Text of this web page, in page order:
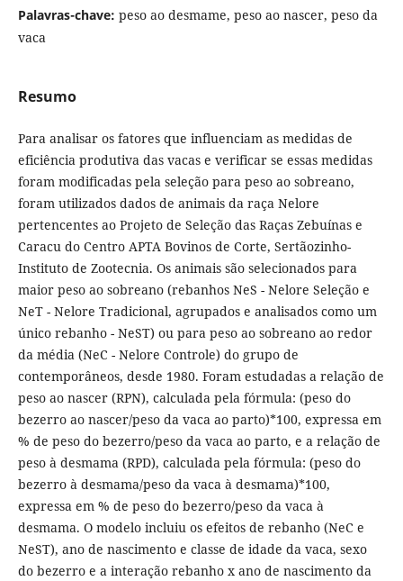
Palavras-chave: peso ao desmame, peso ao nascer, peso da
vaca
Resumo
Para analisar os fatores que influenciam as medidas de
eficiência produtiva das vacas e verificar se essas medidas
foram modificadas pela seleção para peso ao sobreano,
foram utilizados dados de animais da raça Nelore
pertencentes ao Projeto de Seleção das Raças Zebuínas e
Caracu do Centro APTA Bovinos de Corte, Sertãozinho-
Instituto de Zootecnia. Os animais são selecionados para
maior peso ao sobreano (rebanhos NeS - Nelore Seleção e
NeT - Nelore Tradicional, agrupados e analisados como um
único rebanho - NeST) ou para peso ao sobreano ao redor
da média (NeC - Nelore Controle) do grupo de
contemporâneos, desde 1980. Foram estudadas a relação de
peso ao nascer (RPN), calculada pela fórmula: (peso do
bezerro ao nascer/peso da vaca ao parto)*100, expressa em
% de peso do bezerro/peso da vaca ao parto, e a relação de
peso à desmama (RPD), calculada pela fórmula: (peso do
bezerro à desmama/peso da vaca à desmama)*100,
expressa em % de peso do bezerro/peso da vaca à
desmama. O modelo incluiu os efeitos de rebanho (NeC e
NeST), ano de nascimento e classe de idade da vaca, sexo
do bezerro e a interação rebanho x ano de nascimento da